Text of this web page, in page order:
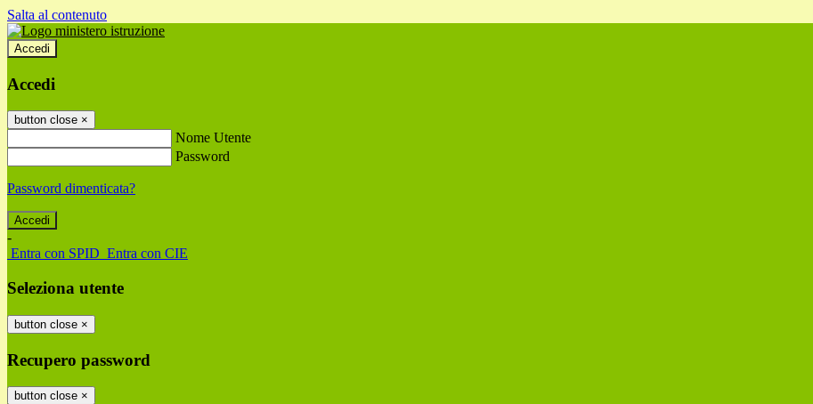
Salta al contenuto
Accedi
Accedi
button close ×
Nome Utente
Password
Password dimenticata?
-
Entra con SPID Entra con CIE
Seleziona utente
button close ×
Recupero password
button close ×